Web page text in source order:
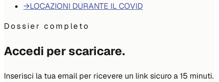
→LOCAZIONI DURANTE IL COVID
Dossier completo
Accedi per scaricare.
Inserisci la tua email per ricevere un link sicuro a 15 minuti.